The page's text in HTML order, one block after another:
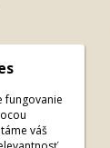
fungovanie
váš